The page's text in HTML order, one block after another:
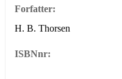
Forfatter:
H. B. Thorsen
ISBNnr: